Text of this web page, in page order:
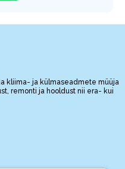
kliima- ja külmaseadmete müüja
remonti ja hooldust nii era- kui